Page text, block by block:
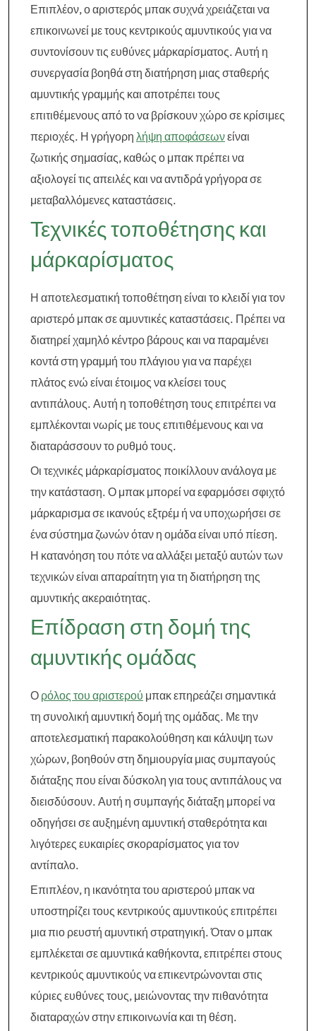
Επιπλέον, ο αριστερός μπακ συχνά χρειάζεται να
επικοινωνεί με τους κεντρικούς αμυντικούς για να
συντονίσουν τις ευθύνες μάρκαρίσματος. Αυτή η
συνεργασία βοηθά στη διατήρηση μιας σταθερής
αμυντικής γραμμής και αποτρέπει τους
επιτιθέμενους από το να βρίσκουν χώρο σε κρίσιμες
περιοχές. Η γρήγορη λήψη αποφάσεωνείναι
ζωτικής σημασίας, καθώς ο μπακ πρέπει να
αξιολογεί τις απειλές και να αντιδρά γρήγορα σε
μεταβαλλόμενες καταστάσεις.
Τεχνικές τοποθέτησης και
μάρκαρίσματος
Η αποτελεσματική τοποθέτηση είναι το κλειδί για τον
αριστερό μπακ σε αμυντικές καταστάσεις. Πρέπει να
διατηρεί χαμηλό κέντρο βάρους και να παραμένει
κοντά στη γραμμή του πλάγιου για να παρέχει
πλάτος ενώ είναι έτοιμος να κλείσει τους
αντιπάλους. Αυτή η τοποθέτηση τους επιτρέπει να
εμπλέκονται νωρίς με τους επιτιθέμενους και να
διαταράσσουν το ρυθμό τους.
Οι τεχνικές μάρκαρίσματος ποικίλλουν ανάλογα με
την κατάσταση. Ο μπακ μπορεί να εφαρμόσει σφιχτό
μάρκαρισμα σε ικανούς εξτρέμ ή να υποχωρήσει σε
ένα σύστημα ζωνών όταν η ομάδα είναι υπό πίεση.
Η κατανόηση του πότε να αλλάξει μεταξύ αυτών των
τεχνικών είναι απαραίτητη για τη διατήρηση της
αμυντικής ακεραιότητας.
Επίδραση στη δομή της
αμυντικής ομάδας
Ο ρόλος του αριστερού μπακ επηρεάζει σημαντικά
τη συνολική αμυντική δομή της ομάδας. Με την
αποτελεσματική παρακολούθηση και κάλυψη των
χώρων, βοηθούν στη δημιουργία μιας συμπαγούς
διάταξης που είναι δύσκολη για τους αντιπάλους να
διεισδύσουν. Αυτή η συμπαγής διάταξη μπορεί να
οδηγήσει σε αυξημένη αμυντική σταθερότητα και
λιγότερες ευκαιρίες σκοραρίσματος για τον
αντίπαλο.
Επιπλέον, η ικανότητα του αριστερού μπακ να
υποστηρίζει τους κεντρικούς αμυντικούς επιτρέπει
μια πιο ρευστή αμυντική στρατηγική. Όταν ο μπακ
εμπλέκεται σε αμυντικά καθήκοντα, επιτρέπει στους
κεντρικούς αμυντικούς να επικεντρώνονται στις
κύριες ευθύνες τους, μειώνοντας την πιθανότητα
διαταραχών στην επικοινωνία και τη θέση.